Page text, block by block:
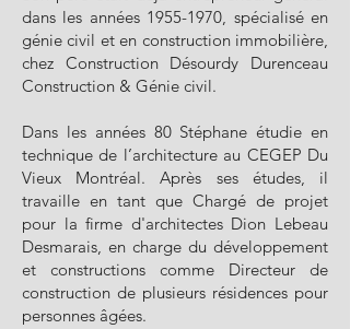
dans les années 1955-1970, spécialisé en
génie civil et en construction immobilière,
chez Construction Désourdy Durenceau
Construction & Génie civil.
Dans les années 80 Stéphane étudie en
technique de l’architecture au CEGEP Du
Vieux Montréal. Après ses études, il
travaille en tant que Chargé de projet
pour la firme d'architectes Dion Lebeau
Desmarais, en charge du développement
et constructions comme Directeur de
construction de plusieurs résidences pour
personnes âgées.